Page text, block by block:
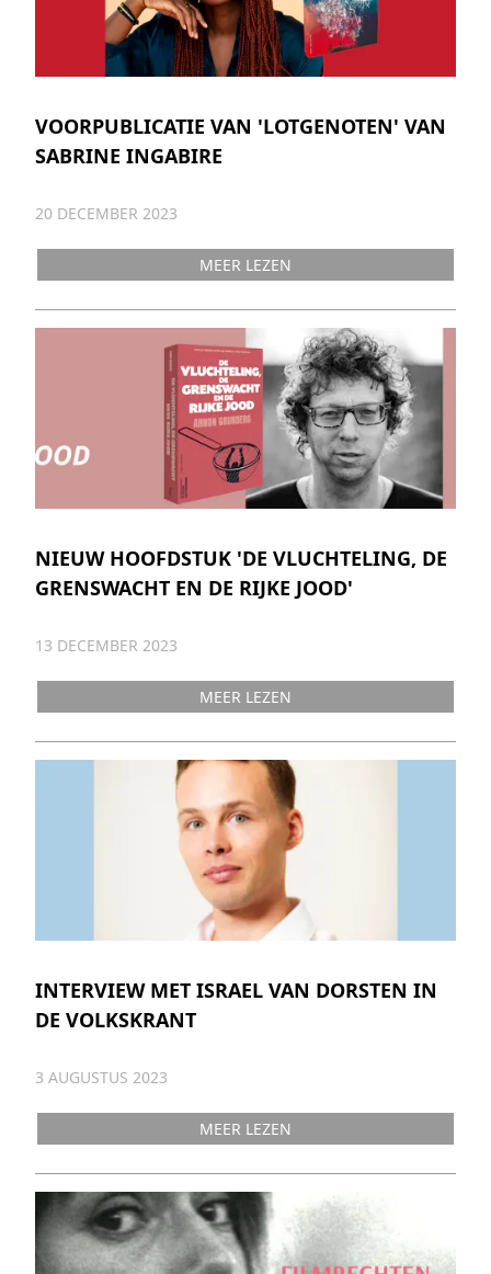
VOORPUBLICATIE VAN 'LOTGENOTEN' VAN
SABRINE INGABIRE
20 DECEMBER 2023
MEER LEZEN
NIEUW HOOFDSTUK 'DE VLUCHTELING, DE
GRENSWACHT EN DE RIJKE JOOD'
13 DECEMBER 2023
MEER LEZEN
INTERVIEW MET ISRAEL VAN DORSTEN IN
DE VOLKSKRANT
3 AUGUSTUS 2023
MEER LEZEN